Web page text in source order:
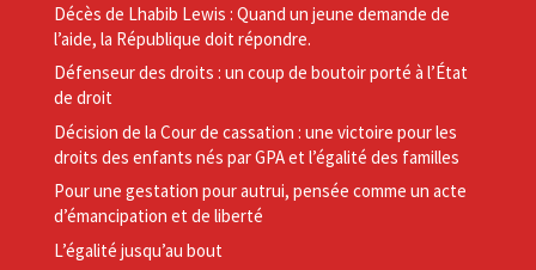
Décès de Lhabib Lewis : Quand un jeune demande de
l’aide, la République doit répondre.
Défenseur des droits : un coup de boutoir porté à l’État
de droit
Décision de la Cour de cassation : une victoire pour les
droits des enfants nés par GPA et l’égalité des familles
Pour une gestation pour autrui, pensée comme un acte
d’émancipation et de liberté
L’égalité jusqu’au bout